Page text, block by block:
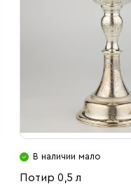
В наличии мало
Потир 0,5 л